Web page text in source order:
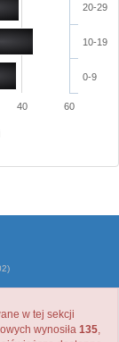
0-9
10-19
20-29
40 60
w tej sekcji
wynosiła 135,